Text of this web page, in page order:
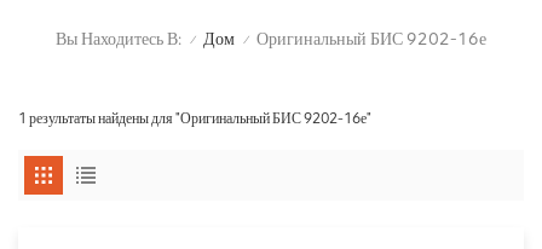
Вы Находитесь В: / Дом / Оригинальный БИС 9202-16е
1 результаты найдены для "Оригинальный БИС 9202-16е"